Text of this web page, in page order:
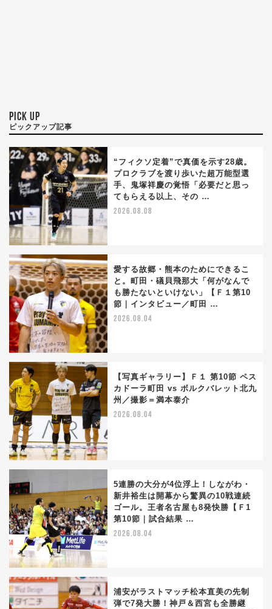
PICK UP
ピックアップ記事
“フィクソ定着”で真価を示す28歳。
プロクラブを渡り歩いた超万能型選
手、鬼塚祥慶の覚悟「必要だと思っ
てもらえる以上、その …
2026.08.08
愛する故郷・熊本のためにできるこ
と。町田・礒貝飛那大「何がなんで
も勝たないといけない」【Ｆ１第10
節｜インタビュー／町田 …
2026.08.04
【写真ギャラリー】Ｆ１ 第10節 ペス
カドーラ町田 vs ボルクバレット北九
州／撮影＝満本泰介
2026.08.04
5連勝の大分が4位浮上！しながわ・
新井裕生は開幕から驚異の10戦連続
ゴール。王者名古屋も8発快勝【Ｆ1
第10節｜試合結果 …
2026.08.04
浦安がラストマッチ松本直美の先制
弾で7発大勝！神戸＆西宮も全勝継